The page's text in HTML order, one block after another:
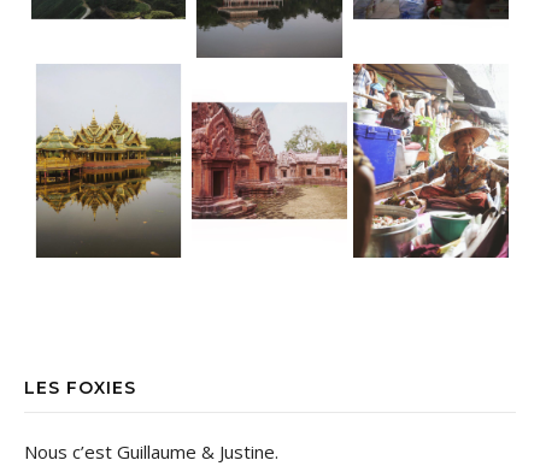
LES FOXIES
Nous c’est Guillaume & Justine.